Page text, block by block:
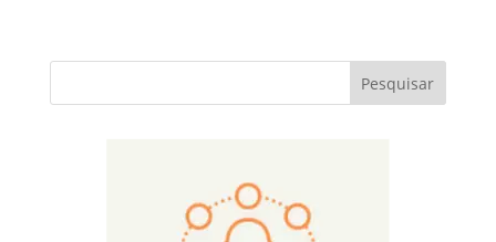
Pesquisar